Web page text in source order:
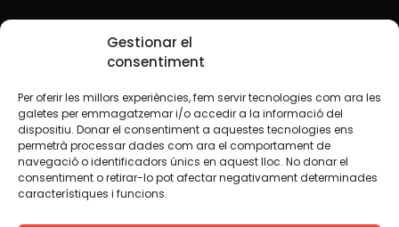
Gestionar el
consentiment
Per oferir les millors experiències, fem servir tecnologies com ara les
galetes per emmagatzemar i/o accedir a la informació del
dispositiu. Donar el consentiment a aquestes tecnologies ens
permetrà processar dades com ara el comportament de
navegació o identificadors únics en aquest lloc. No donar el
consentiment o retirar-lo pot afectar negativament determinades
característiques i funcions.
Xarxes Socials
TWT YTB IG FB IN
Avís legalPolítica de cookies